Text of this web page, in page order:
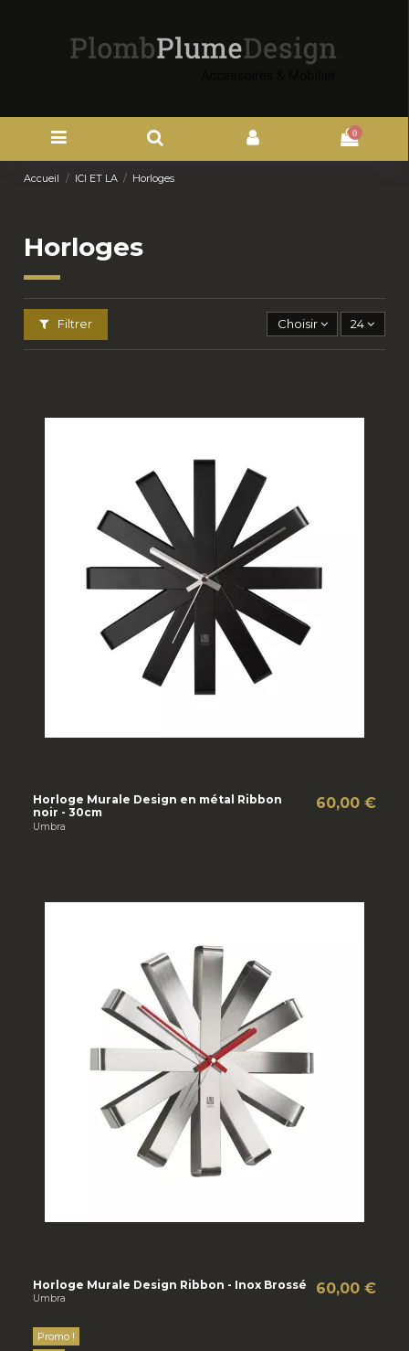
0
Accueil ICI ET LA Horloges
Horloges
Filtrer Choisir 24
Horloge Murale Design en métal Ribbon
noir - 30cm
Umbra
60,00 €
Horloge Murale Design Ribbon - Inox Brossé
Umbra
60,00 €
Promo !